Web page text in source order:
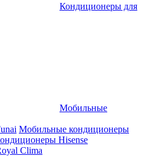
Кондиционеры для
Мобильные
Мобильные кондиционеры
Hisense
Clima